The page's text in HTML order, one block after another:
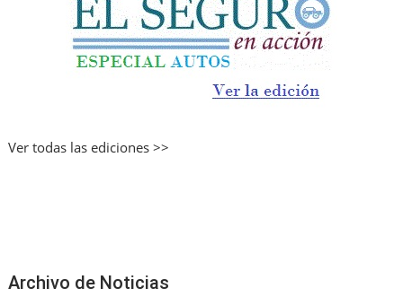
Ver todas las ediciones >>
Archivo de Noticias